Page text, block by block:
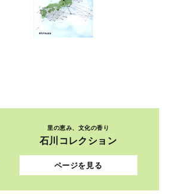
里の恵み、文化の香り
石川コレクション
ページを見る